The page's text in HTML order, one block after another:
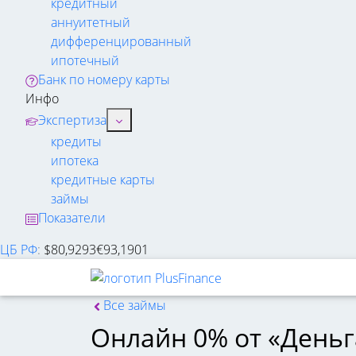
аннуитетный
дифференцированный
ипотечный
Банк по номеру карты
Инфо
Экспертиза
кредиты
ипотека
кредитные карты
займы
Показатели
ЦБ РФ: $80,9293€93,1901
Все займы
Онлайн 0% от